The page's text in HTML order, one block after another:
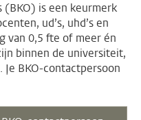
is een keurmerk
ud’s, uhd’s en
van 0,5 fte of meer én
binnen de universiteit,
BKO-contactpersoon